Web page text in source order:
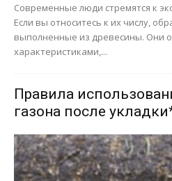
Современные люди стремятся к
Если вы относитесь к их числу,
выполненные из древесины. Они
характеристиками,...
Правила
газона после